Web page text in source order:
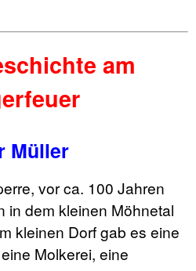
am
Müller
vor ca. 100 Jahren
in dem kleinen Möhnetal
kleinen Dorf gab es eine
Molkerei, eine